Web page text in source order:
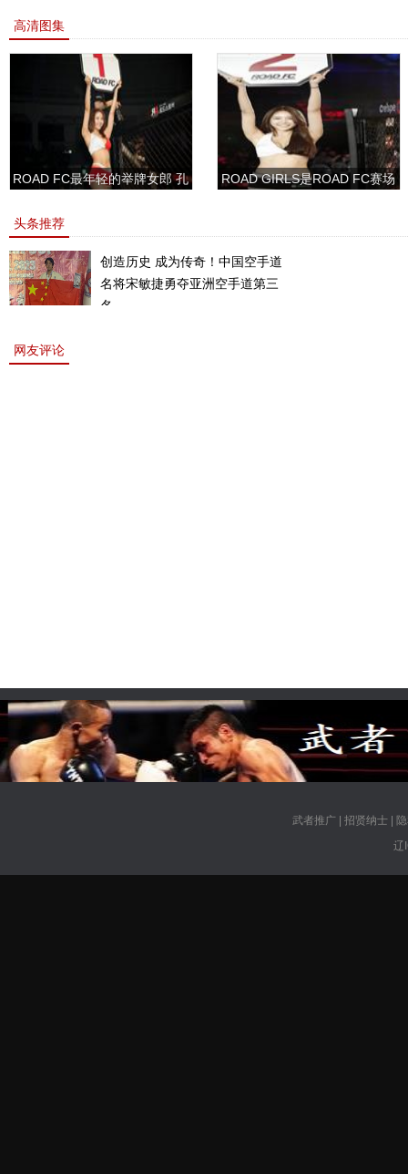
高清图集
ROAD FC最年轻的举牌女郎 孔
ROAD GIRLS是ROAD FC赛场
头条推荐
创造历史 成为传奇！中国空手道
名将宋敏捷勇夺亚洲空手道第三
名。
网友评论
武者推广| 招贤纳士|
辽